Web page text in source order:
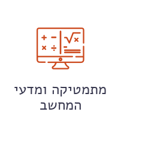
מתמטיקה ומדעי
המחשב